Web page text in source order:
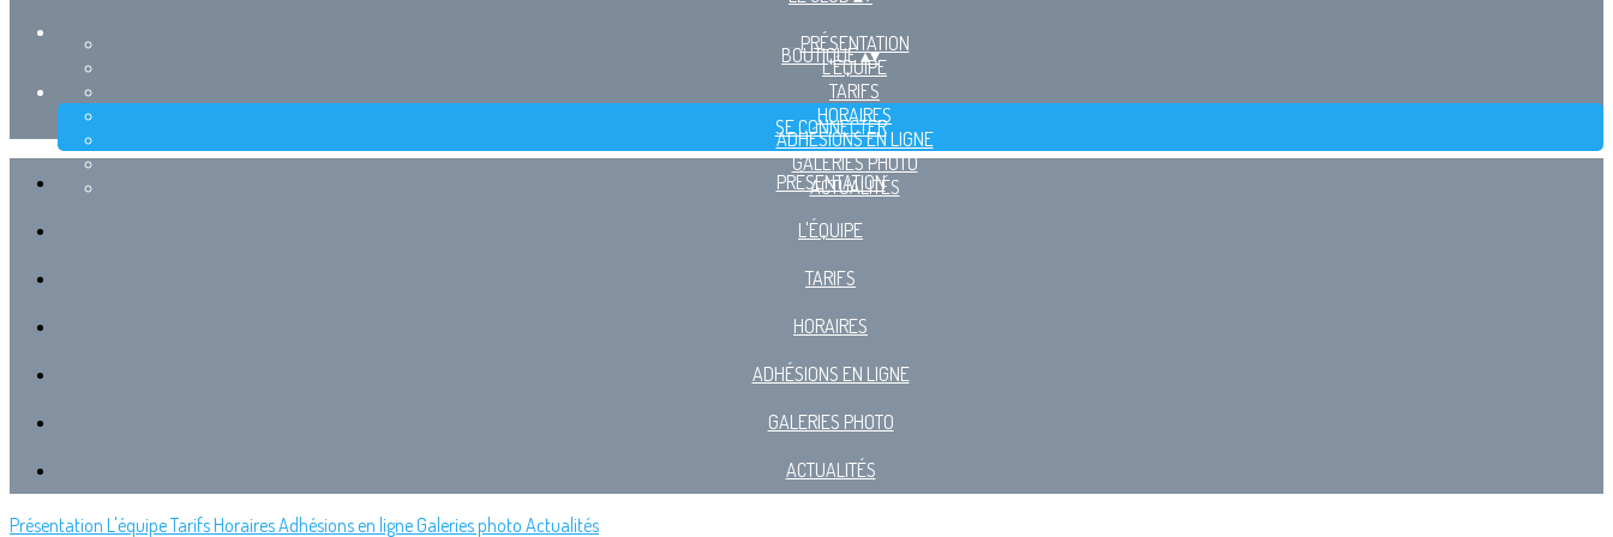
PRÉSENTATION
L'ÉQUIPE
TARIFS
HORAIRES
ADHÉSIONS EN LIGNE
GALERIES PHOTO
ACTUALITÉS
BOUTIQUE▴▾
SE CONNECTER
PRÉSENTATION
L'ÉQUIPE
TARIFS
HORAIRES
ADHÉSIONS EN LIGNE
GALERIES PHOTO
ACTUALITÉS
Présentation L'équipeTarifsHorairesAdhésions en ligneGaleries photo Actualités